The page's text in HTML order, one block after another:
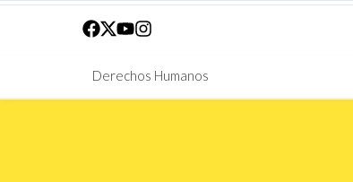
Derechos Humanos